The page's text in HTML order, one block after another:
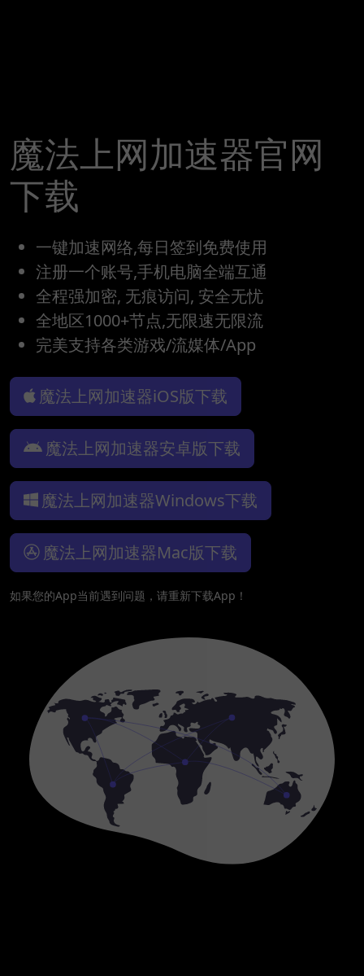
魔法上网加速器官网
下载
一键加速网络,每日签到免费使用
注册一个账号,手机电脑全端互通
全程强加密, 无痕访问, 安全无忧
全地区1000+节点,无限速无限流
完美支持各类游戏/流媒体/App
魔法上网加速器iOS版下载
魔法上网加速器安卓版下载
魔法上网加速器Windows下载
魔法上网加速器Mac版下载
如果您的App当前遇到问题，请重新下载App！